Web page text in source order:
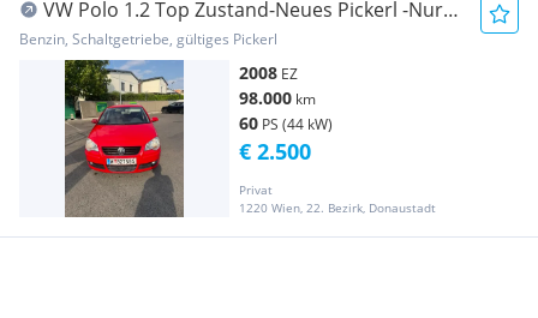
VW Polo 1.2 Top Zustand-Neues Pickerl -Nur
98.000Km!
Benzin, Schaltgetriebe, gültiges Pickerl
2008 EZ
98.000 km
60 PS (44 kW)
Privat
1220 Wien, 22. Bezirk, Donaustadt
€ 2.500